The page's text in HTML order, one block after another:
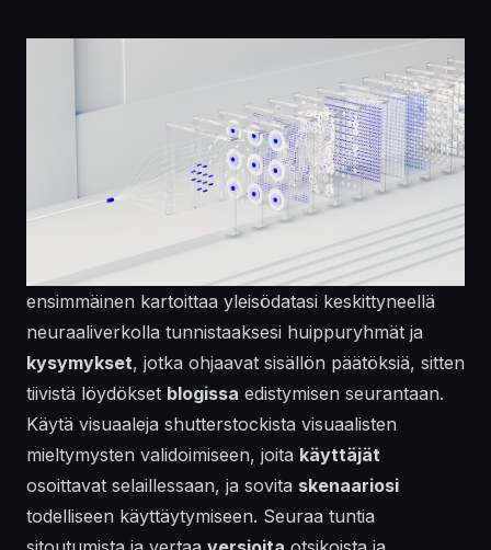
ensimmäinen kartoittaa yleisödatasi keskittyneellä
neuraaliverkolla tunnistaaksesi huippuryhmät ja
kysymykset, jotka ohjaavat sisällön päätöksiä, sitten
tiivistä löydökset blogissa edistymisen seurantaan.
Käytä visuaaleja shutterstockista visuaalisten
mieltymysten validoimiseen, joita käyttäjät
osoittavat selaillessaan, ja sovita skenaariosi
todelliseen käyttäytymiseen. Seuraa tuntia